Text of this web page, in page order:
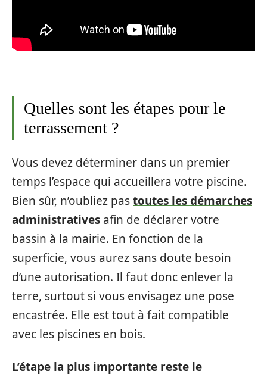
Quelles sont les étapes pour le
terrassement ?
Vous devez déterminer dans un premier
temps l’espace qui accueillera votre piscine.
Bien sûr, n’oubliez pastoutes les démarches
administratives afin de déclarer votre
bassin à la mairie. En fonction de la
superficie, vous aurez sans doute besoin
d’une autorisation. Il faut donc enlever la
terre, surtout si vous envisagez une pose
encastrée. Elle est tout à fait compatible
avec les piscines en bois.
L’étape la plus importante reste le